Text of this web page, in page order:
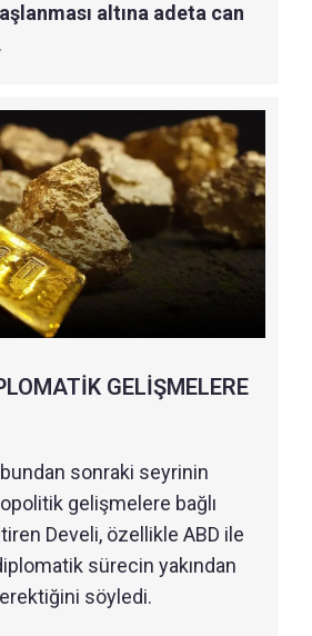
altına adeta can
GELİŞMELERE
bundan sonraki seyrinin
gelişmelere bağlı
Develi, özellikle ABD ile
sürecin yakından
söyledi.